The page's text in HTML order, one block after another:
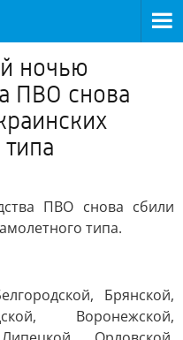
ночью
ПВО снова
ПВО снова сбили
типа.
Брянской,
Воронежской,